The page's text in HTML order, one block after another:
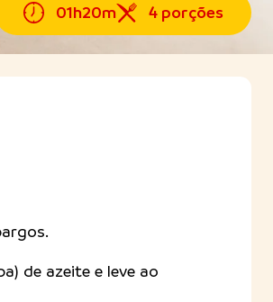
01h20m 4 porções
de azeite e leve ao